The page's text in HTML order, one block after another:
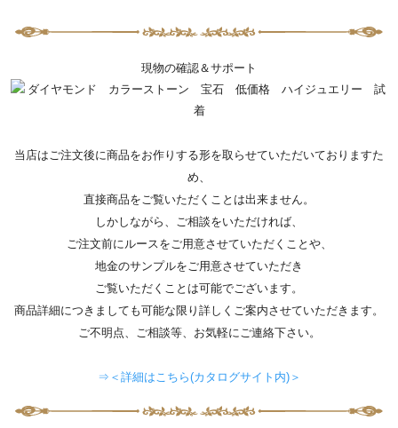
現物の確認＆サポート
当店はご注文後に商品をお作りする形を取らせていただいておりますた
め、
直接商品をご覧いただくことは出来ません。
しかしながら、ご相談をいただければ、
ご注文前にルースをご用意させていただくことや、
地金のサンプルをご用意させていただき
ご覧いただくことは可能でございます。
商品詳細につきましても可能な限り詳しくご案内させていただきます。
ご不明点、ご相談等、お気軽にご連絡下さい。
⇒＜詳細はこちら(カタログサイト内)＞